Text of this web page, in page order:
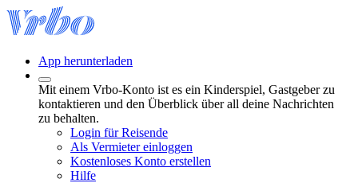
App herunterladen
Mit einem Vrbo-Konto ist es ein Kinderspiel, Gastgeber zu
kontaktieren und den Überblick über all deine Nachrichten
zu behalten.
Login für Reisende
Als Vermieter einloggen
Kostenloses Konto erstellen
Hilfe